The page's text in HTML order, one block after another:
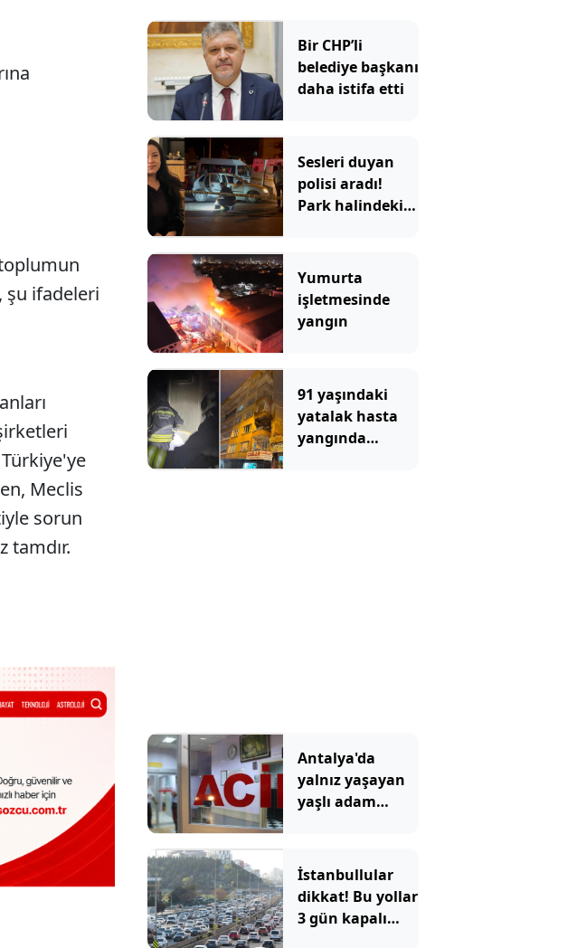
şu ifadeleri
Meclis
sorun
tamdır.
Bir CHP’li
belediye başkanı
daha istifa etti
Sesleri duyan
polisi aradı!
Park halindeki
Yumurta
işletmesinde
yangın
91 yaşındaki
yatalak hasta
yangında
Antalya'da
yalnız yaşayan
yaşlı adam
İstanbullular
dikkat! Bu yollar
3 gün kapalı